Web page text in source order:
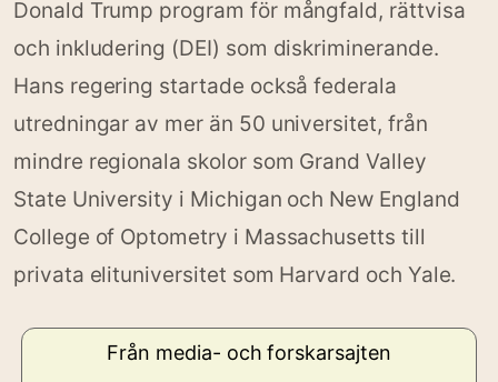
Donald Trump program för mångfald, rättvisa
och inkludering (DEI) som diskriminerande.
Hans regering startade också federala
utredningar av mer än 50 universitet, från
mindre regionala skolor som Grand Valley
State University i Michigan och New England
College of Optometry i Massachusetts till
privata elituniversitet som Harvard och Yale.
Från media- och forskarsajten